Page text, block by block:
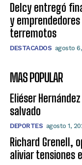
Delcy entregó
y
terremotos
DESTACADOS agosto
MAS POPULAR
Eliéser
salvado
DEPORTES agosto 1,
Richard Grenell,
aliviar tensiones